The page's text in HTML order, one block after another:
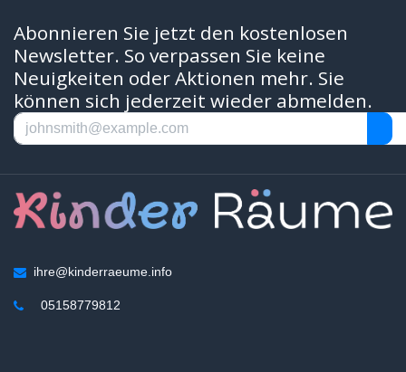
Abonnieren Sie jetzt den kostenlosen
Newsletter. So verpassen Sie keine
Neuigkeiten oder Aktionen mehr. Sie
können sich jederzeit wieder abmelden.
ihre@kinderraeume.info
05158779812